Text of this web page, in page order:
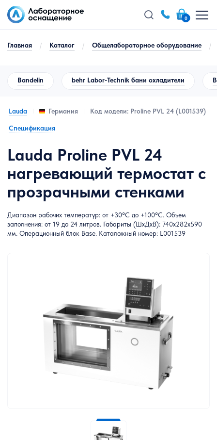
0
Главная / Каталог / Общелабораторное оборудование /
Bandelin behr Labor-Technik бани охладители
Lauda Германия Код модели: Proline PVL 24 (L001539)
Спецификация
Lauda Proline PVL 24
нагревающий термостат с
прозрачными стенками
Диапазон рабочих температур: от +30°C до +100°C. Объем
заполнения: от 19 до 24 литров. Габариты (ШxДxВ): 740x282x590
мм. Операционный блок Base. Каталожный номер: L001539